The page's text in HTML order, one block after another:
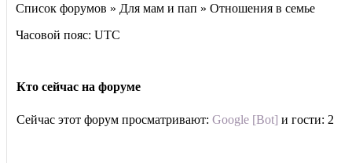
Список форумов » Для мам и пап » Отношения в семье
Часовой пояс: UTC
Кто сейчас на форуме
Сейчас этот форум просматривают: Google [Bot] и гости: 2